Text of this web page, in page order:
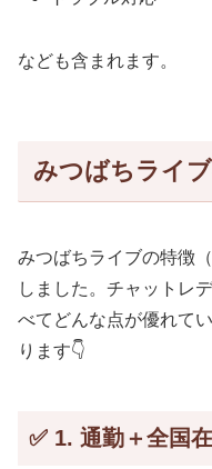
なども含まれます。
みつばちライ
みつばちライブの特徴
しました。チャットレ
べてどんな点が優れて
ります👇
✅ 1. 通勤＋全国